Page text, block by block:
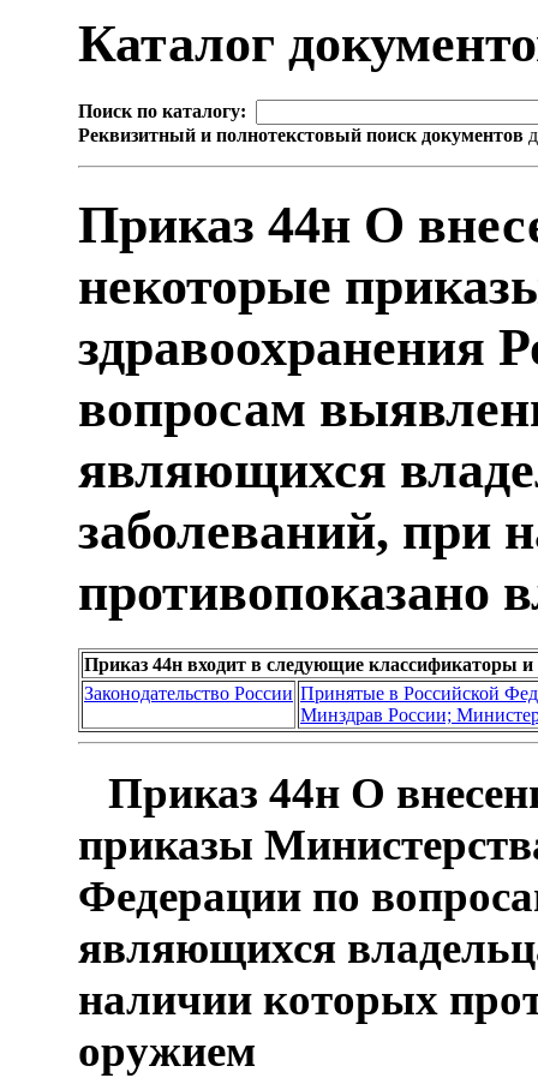
Каталог
Поиск по каталогу:
Реквизитный и полнотекстовый поиск документов
Приказ 44н О
некоторые
здравоохранения
вопросам
являющихся
заболеваний, при
противопоказано
Приказ 44н входит в следующие классификаторы и
Законодательство России Принятые в Российской
Минздрав России;
Приказ 44н О
приказы
Федерации по
являющихся
наличии которых
оружием